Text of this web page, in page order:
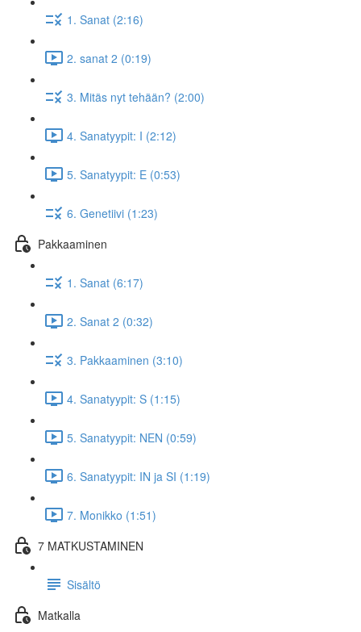
1. Sanat (2:16)
2. sanat 2 (0:19)
3. Mitäs nyt tehään? (2:00)
4. Sanatyypit: I (2:12)
5. Sanatyypit: E (0:53)
6. Genetiivi (1:23)
Pakkaaminen
1. Sanat (6:17)
2. Sanat 2 (0:32)
3. Pakkaaminen (3:10)
4. Sanatyypit: S (1:15)
5. Sanatyypit: NEN (0:59)
6. Sanatyypit: IN ja SI (1:19)
7. Monikko (1:51)
7 MATKUSTAMINEN
Sisältö
Matkalla